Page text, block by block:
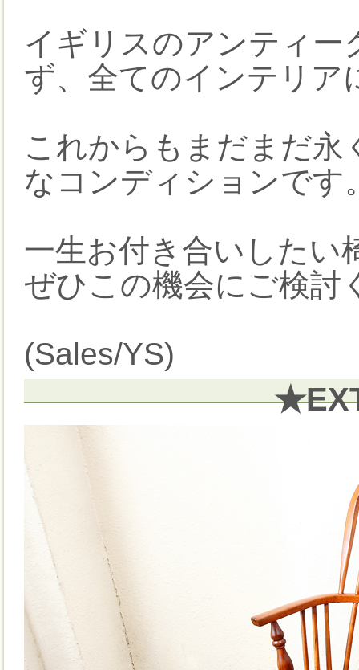
イギリスのアンティ
ず、全てのインテリア
これからもまだまだ永
なコンディションです
一生お付き合いしたい
ぜひこの機会にご検討
(Sales/YS)